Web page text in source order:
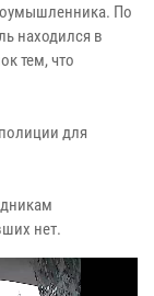
По
находился в
тем, что
для
нет.